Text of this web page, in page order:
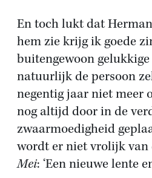
En toch lukt dat
hem zie krijg ik goede
buitengewoon
natuurlijk de persoon
negentig jaar niet meer
nog altijd door in de
zwaarmoedigheid
wordt er niet vrolijk van
Mei: ‘Een nieuwe lente